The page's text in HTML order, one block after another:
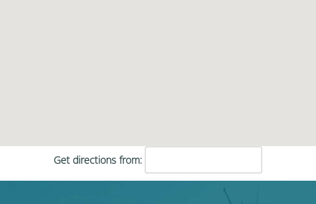
Get directions from: